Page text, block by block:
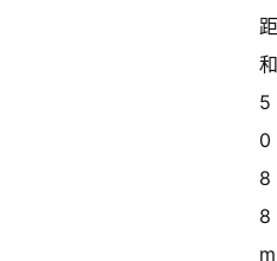
5
0
8
8
m